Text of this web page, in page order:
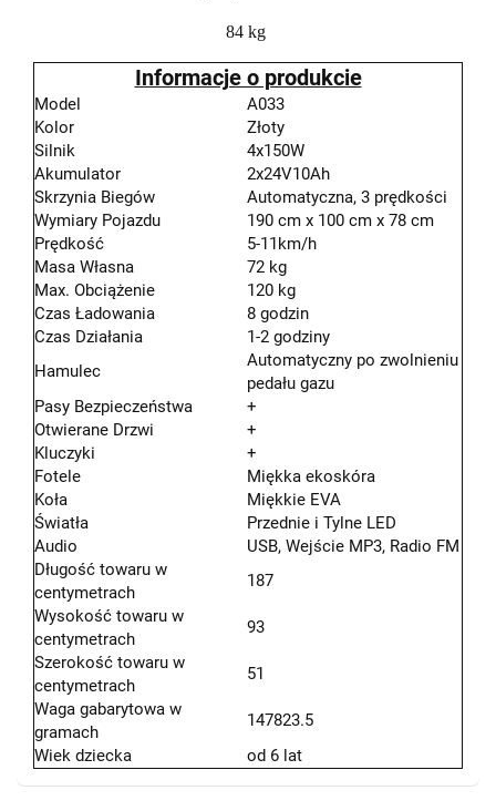
84 kg
Informacje o produkcie
Model
A033
Kolor
Złoty
Silnik
4x150W
Akumulator
2x24V10Ah
Skrzynia Biegów
Automatyczna, 3 prędkości
Wymiary Pojazdu
190 cm x 100 cm x 78 cm
Prędkość
5-11km/h
Masa Własna
72 kg
Max. Obciążenie
120 kg
Czas Ładowania
8 godzin
Czas Działania
1-2 godziny
Hamulec
Automatyczny po zwolnieniu
pedału gazu
Pasy Bezpieczeństwa
+
Otwierane Drzwi
+
Kluczyki
+
Fotele
Miękka ekoskóra
Koła
Miękkie EVA
Światła
Przednie i Tylne LED
Audio
USB, Wejście MP3, Radio FM
Długość towaru w
centymetrach
187
Wysokość towaru w
centymetrach
93
Szerokość towaru w
centymetrach
51
Waga gabarytowa w
gramach
147823.5
Wiek dziecka
od 6 lat